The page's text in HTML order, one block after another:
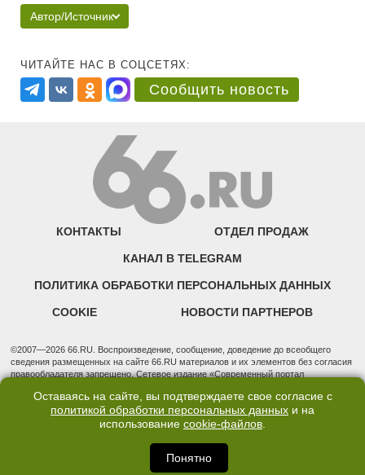
Автор/Источник
ЧИТАЙТЕ НАС В СОЦСЕТЯХ:
Сообщить новость
КОНТАКТЫ ОТДЕЛ ПРОДАЖ
КАНАЛ В TELEGRAM
ПОЛИТИКА ОБРАБОТКИ ПЕРСОНАЛЬНЫХ ДАННЫХ
COOKIE НОВОСТИ ПАРТНЕРОВ
©2007—2026 66.RU. Воспроизведение, сообщение, доведение до всеобщего
сведения размещенных на сайте 66.RU материалов и их элементов без согласия
правообладателя запрещено. Сетевое издание «Современный портал
надзору в сфере связи, информационных технологий и массовых коммуникаций
(Роскомнадзор). Регистрационный номер ЭЛ № ФС 77 - 76634 от 02.09.2019
Учредитель: Общество с ограниченной ответственностью "66.ру". Юридический
3, оф. 7015 Фактический адрес редакции и отдела продаж: 620014, Свердловская
обл., г. Екатеринбург, ул. Бориса Ельцина, д. 3, оф. 7015, +7 (343) 288-50-66
info@news.66.ru Главный редактор: Шлыков Дмитрий Владимирович
Оставаясь на сайте, вы подтверждаете свое согласие с
политикой обработки персональных данных и на
использование cookie-файлов.
Понятно